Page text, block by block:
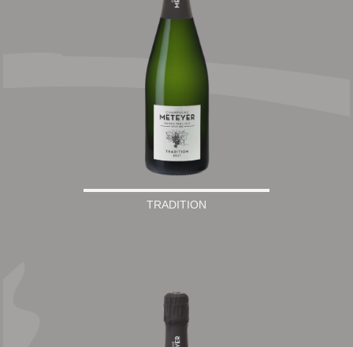
TRADITION